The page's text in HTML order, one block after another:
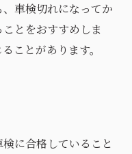
車検切れになってか
とをおすすめしま
ことがあります。
に合格していること